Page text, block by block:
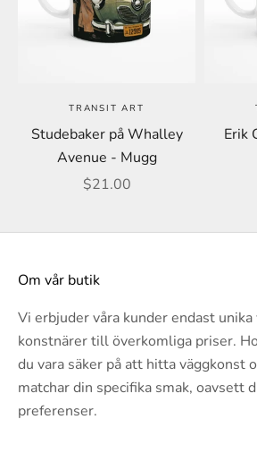
TRANSIT ART
Studebaker på Whalley
Avenue - Mugg
REA-pris
$21.00
Erik
Om vår butik
Vi erbjuder våra kunder endast
konstnärer till överkomliga priser.
du vara säker på att hitta väggkonst
matchar din specifika smak, oavsett
preferenser.